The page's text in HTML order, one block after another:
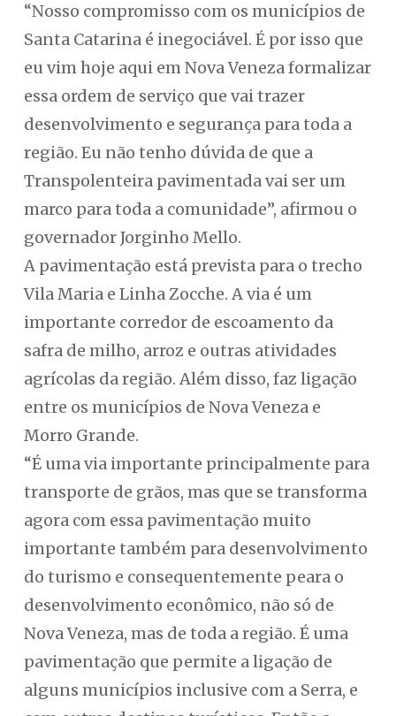
“Nosso compromisso com os municípios de
Santa Catarina é inegociável. É por isso que
eu vim hoje aqui em Nova Veneza formalizar
essa ordem de serviço que vai trazer
desenvolvimento e segurança para toda a
região. Eu não tenho dúvida de que a
Transpolenteira pavimentada vai ser um
marco para toda a comunidade”, afirmou o
governador Jorginho Mello.
A pavimentação está prevista para o trecho
Vila Maria e Linha Zocche. A via é um
importante corredor de escoamento da
safra de milho, arroz e outras atividades
agrícolas da região. Além disso, faz ligação
entre os municípios de Nova Veneza e
Morro Grande.
“É uma via importante principalmente para
transporte de grãos, mas que se transforma
agora com essa pavimentação muito
importante também para desenvolvimento
do turismo e consequentemente peara o
desenvolvimento econômico, não só de
Nova Veneza, mas de toda a região. É uma
pavimentação que permite a ligação de
alguns municípios inclusive com a Serra, e